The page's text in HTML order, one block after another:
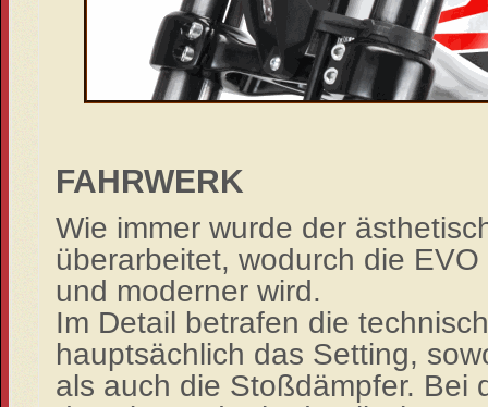
FAHRWERK
Wie immer wurde der
überarbeitet, wodurch die
und moderner wird.
Im Detail betrafen die
hauptsächlich das Setting,
als auch die Stoßdämpfer. Bei